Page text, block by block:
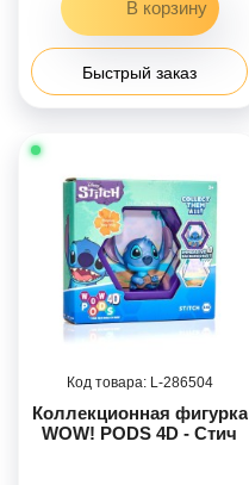
Быстрый заказ
286504
Коллекционная фигурка
WOW! PODS 4D - Стич